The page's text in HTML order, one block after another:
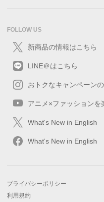
FOLLOW US
新商品の情報はこちら
LINE＠はこちら
おトクなキャンペーン
アニメ×ファッションを
What's New in English
What's New in English
プライバシーポリシー
利用規約